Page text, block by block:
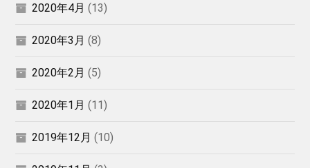
2020年4月 (13)
2020年3月 (8)
2020年2月 (5)
2020年1月 (11)
2019年12月 (10)